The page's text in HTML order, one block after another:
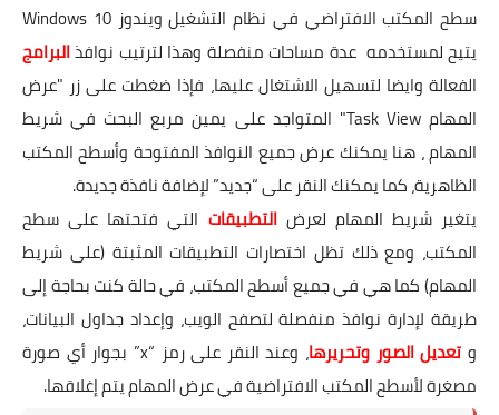
سطح المكتب الافتراضي في نظام التشغيل ويندوز Windows 10
يتيح لمستخدمه عدة مساحات منفصلة وهذا لترتيب نوافذالبرامج
الفعالة وايضا لتسهيل الاشتغال عليها، فإذا ضغطت على زر "عرض
المهام Task View" المتواجد على يمين مربع البحث في شريط
المهام ، هنا يمكنك عرض جميع النوافذ المفتوحة وأسطح المكتب
الظاهرية، كما يمكنك النقر على “جديد” لإضافة نافذة جديدة.
يتغير شريط المهام لعرضالتطبيقات التي فتحتها على سطح
المكتب، ومع ذلك تظل اختصارات التطبيقات المثبتة (على شريط
المهام) كما هي في جميع أسطح المكتب، في حالة كنت بحاجة إلى
طريقة لإدارة نوافذ منفصلة لتصفح الويب، وإعداد جداول البيانات،
و تعديل الصور وتحريرها
، وعند النقر على رمز “x” بجوار أي صورة
مصغرة لأسطح المكتب الافتراضية في عرض المهام يتم إغلاقها.